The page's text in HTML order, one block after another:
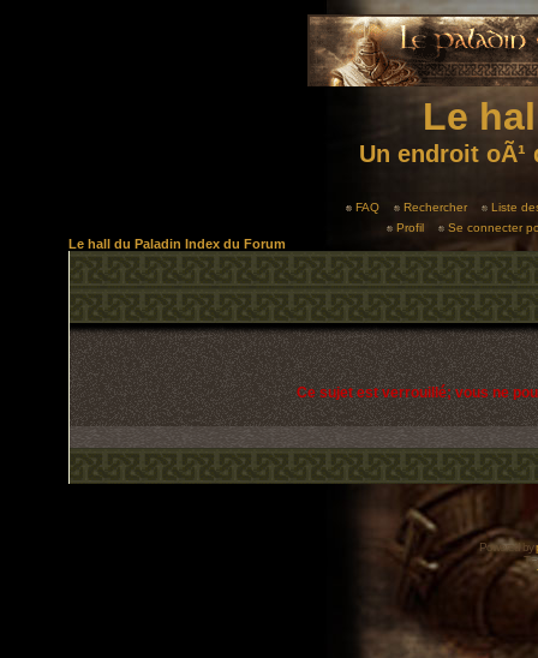
Le
Un endroit
FAQ Rechercher
Liste
Profil
Se connecter
Le hall du Paladin Index du Forum
Ce sujet est verrouillé; vous ne
Powered by